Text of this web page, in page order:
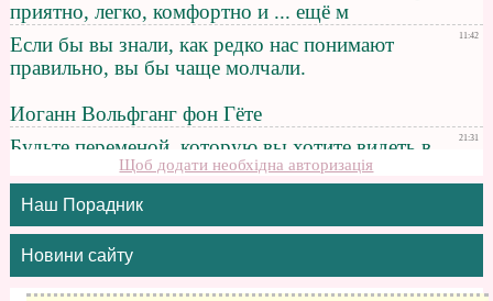
Щоб додати необхідна авторизація
Наш Порадник
Новини сайту